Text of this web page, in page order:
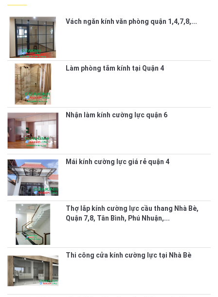
Vách ngăn kính văn phòng quận 1,4,7,8,...
Làm phòng tắm kính tại Quận 4
Nhận làm kính cường lực quận 6
Mái kính cường lực giá rẻ quận 4
Thợ lắp kính cường lực cầu thang Nhà Bè,
Quận 7,8, Tân Bình, Phú Nhuận,...
Thi công cửa kính cường lực tại Nhà Bè